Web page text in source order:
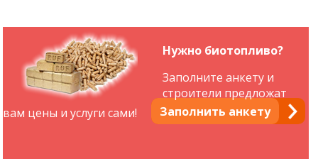
Нужно биотопливо?
Заполнить анкету
Заполните анкету и
строители предложат
вам цены и услуги сами!